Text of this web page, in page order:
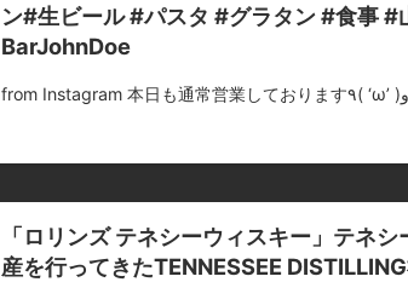
ン#生ビール #パスタ #グラタン #食事
BarJohnDoe
「ロリンズ テネシーウィスキー」テネ
産を行ってきたTENNESSEE